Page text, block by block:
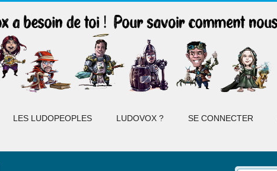
LES LUDOPEOPLES LUDOVOX ? SE CONNECTER